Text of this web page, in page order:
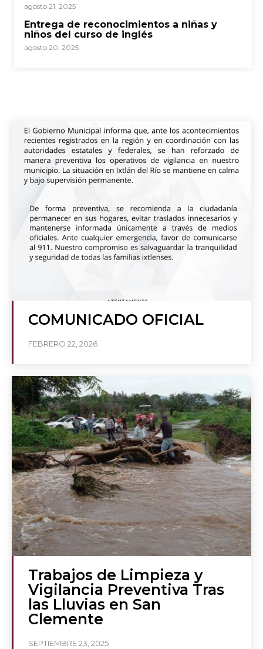
agosto 21, 2025
Entrega de reconocimientos a niñas y
niños del curso de inglés
agosto 20, 2025
COMUNICADO OFICIAL
FEBRERO 22, 2026
Trabajos de Limpieza y
Vigilancia Preventiva Tras
las Lluvias en San
Clemente
SEPTIEMBRE 23, 2025